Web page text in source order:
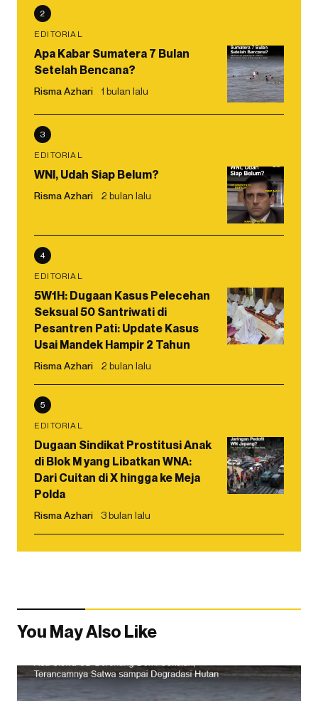
2
EDITORIAL
Apa Kabar Sumatera 7 Bulan
Setelah Bencana?
Risma Azhari 1 bulan lalu
3
EDITORIAL
WNI, Udah Siap Belum?
Risma Azhari 2 bulan lalu
4
EDITORIAL
5W1H: Dugaan Kasus Pelecehan
Seksual 50 Santriwati di
Pesantren Pati: Update Kasus
Usai Mandek Hampir 2 Tahun
Risma Azhari 2 bulan lalu
5
EDITORIAL
Dugaan Sindikat Prostitusi Anak
di Blok M yang Libatkan WNA:
Dari Cuitan di X hingga ke Meja
Polda
Risma Azhari 3 bulan lalu
You May Also Like